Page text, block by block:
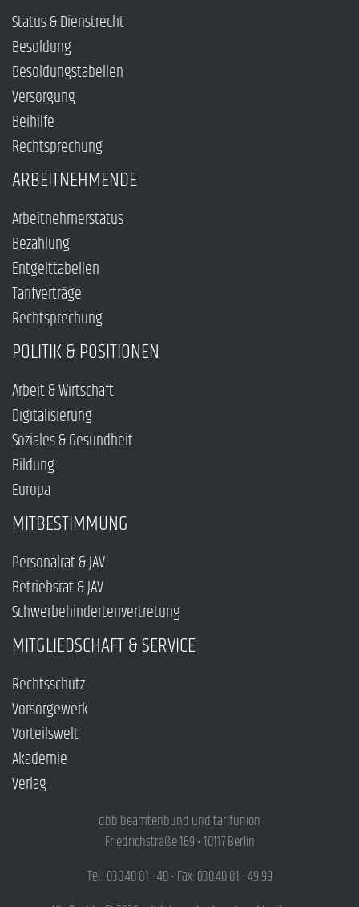
Status & Dienstrecht
Besoldung
Besoldungstabellen
Versorgung
Beihilfe
Rechtsprechung
ARBEITNEHMENDE
Arbeitnehmerstatus
Bezahlung
Entgelttabellen
Tarifverträge
Rechtsprechung
POLITIK & POSITIONEN
Arbeit & Wirtschaft
Digitalisierung
Soziales & Gesundheit
Bildung
Europa
MITBESTIMMUNG
Personalrat & JAV
Betriebsrat & JAV
Schwerbehindertenvertretung
MITGLIEDSCHAFT & SERVICE
Rechtsschutz
Vorsorgewerk
Vorteilswelt
Akademie
Verlag
dbb beamtenbund und tarifunion
Friedrichstraße 169 • 10117 Berlin
Tel.: 030.40 81 - 40 • Fax: 030.40 81 - 49 99